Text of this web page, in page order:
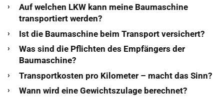
Auf welchen LKW kann meine Baumaschine
transportiert werden?
Ist die Baumaschine beim Transport versichert?
Was sind die Pflichten des Empfängers der
Baumaschine?
Transportkosten pro Kilometer – macht das Sinn?
Wann wird eine Gewichtszulage berechnet?